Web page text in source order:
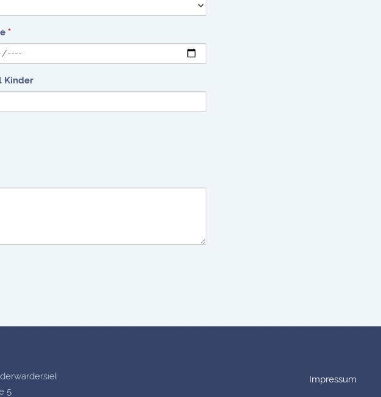
*
Kinder
5
Impressum